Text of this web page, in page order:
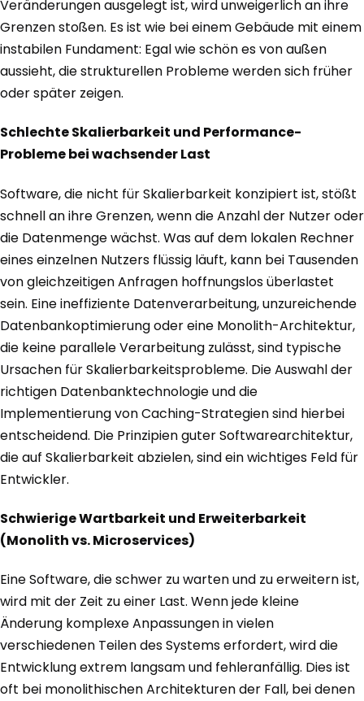
Veränderungen ausgelegt ist, wird unweigerlich an ihre
Grenzen stoßen. Es ist wie bei einem Gebäude mit einem
instabilen Fundament: Egal wie schön es von außen
aussieht, die strukturellen Probleme werden sich früher
oder später zeigen.
Schlechte Skalierbarkeit und Performance-
Probleme bei wachsender Last
Software, die nicht für Skalierbarkeit konzipiert ist, stößt
schnell an ihre Grenzen, wenn die Anzahl der Nutzer oder
die Datenmenge wächst. Was auf dem lokalen Rechner
eines einzelnen Nutzers flüssig läuft, kann bei Tausenden
von gleichzeitigen Anfragen hoffnungslos überlastet
sein. Eine ineffiziente Datenverarbeitung, unzureichende
Datenbankoptimierung oder eine Monolith-Architektur,
die keine parallele Verarbeitung zulässt, sind typische
Ursachen für Skalierbarkeitsprobleme. Die Auswahl der
richtigen Datenbanktechnologie und die
Implementierung von Caching-Strategien sind hierbei
entscheidend. Die Prinzipien guter Softwarearchitektur,
die auf Skalierbarkeit abzielen, sind ein wichtiges Feld für
Entwickler.
Schwierige Wartbarkeit und Erweiterbarkeit
(Monolith vs. Microservices)
Eine Software, die schwer zu warten und zu erweitern ist,
wird mit der Zeit zu einer Last. Wenn jede kleine
Änderung komplexe Anpassungen in vielen
verschiedenen Teilen des Systems erfordert, wird die
Entwicklung extrem langsam und fehleranfällig. Dies ist
oft bei monolithischen Architekturen der Fall, bei denen